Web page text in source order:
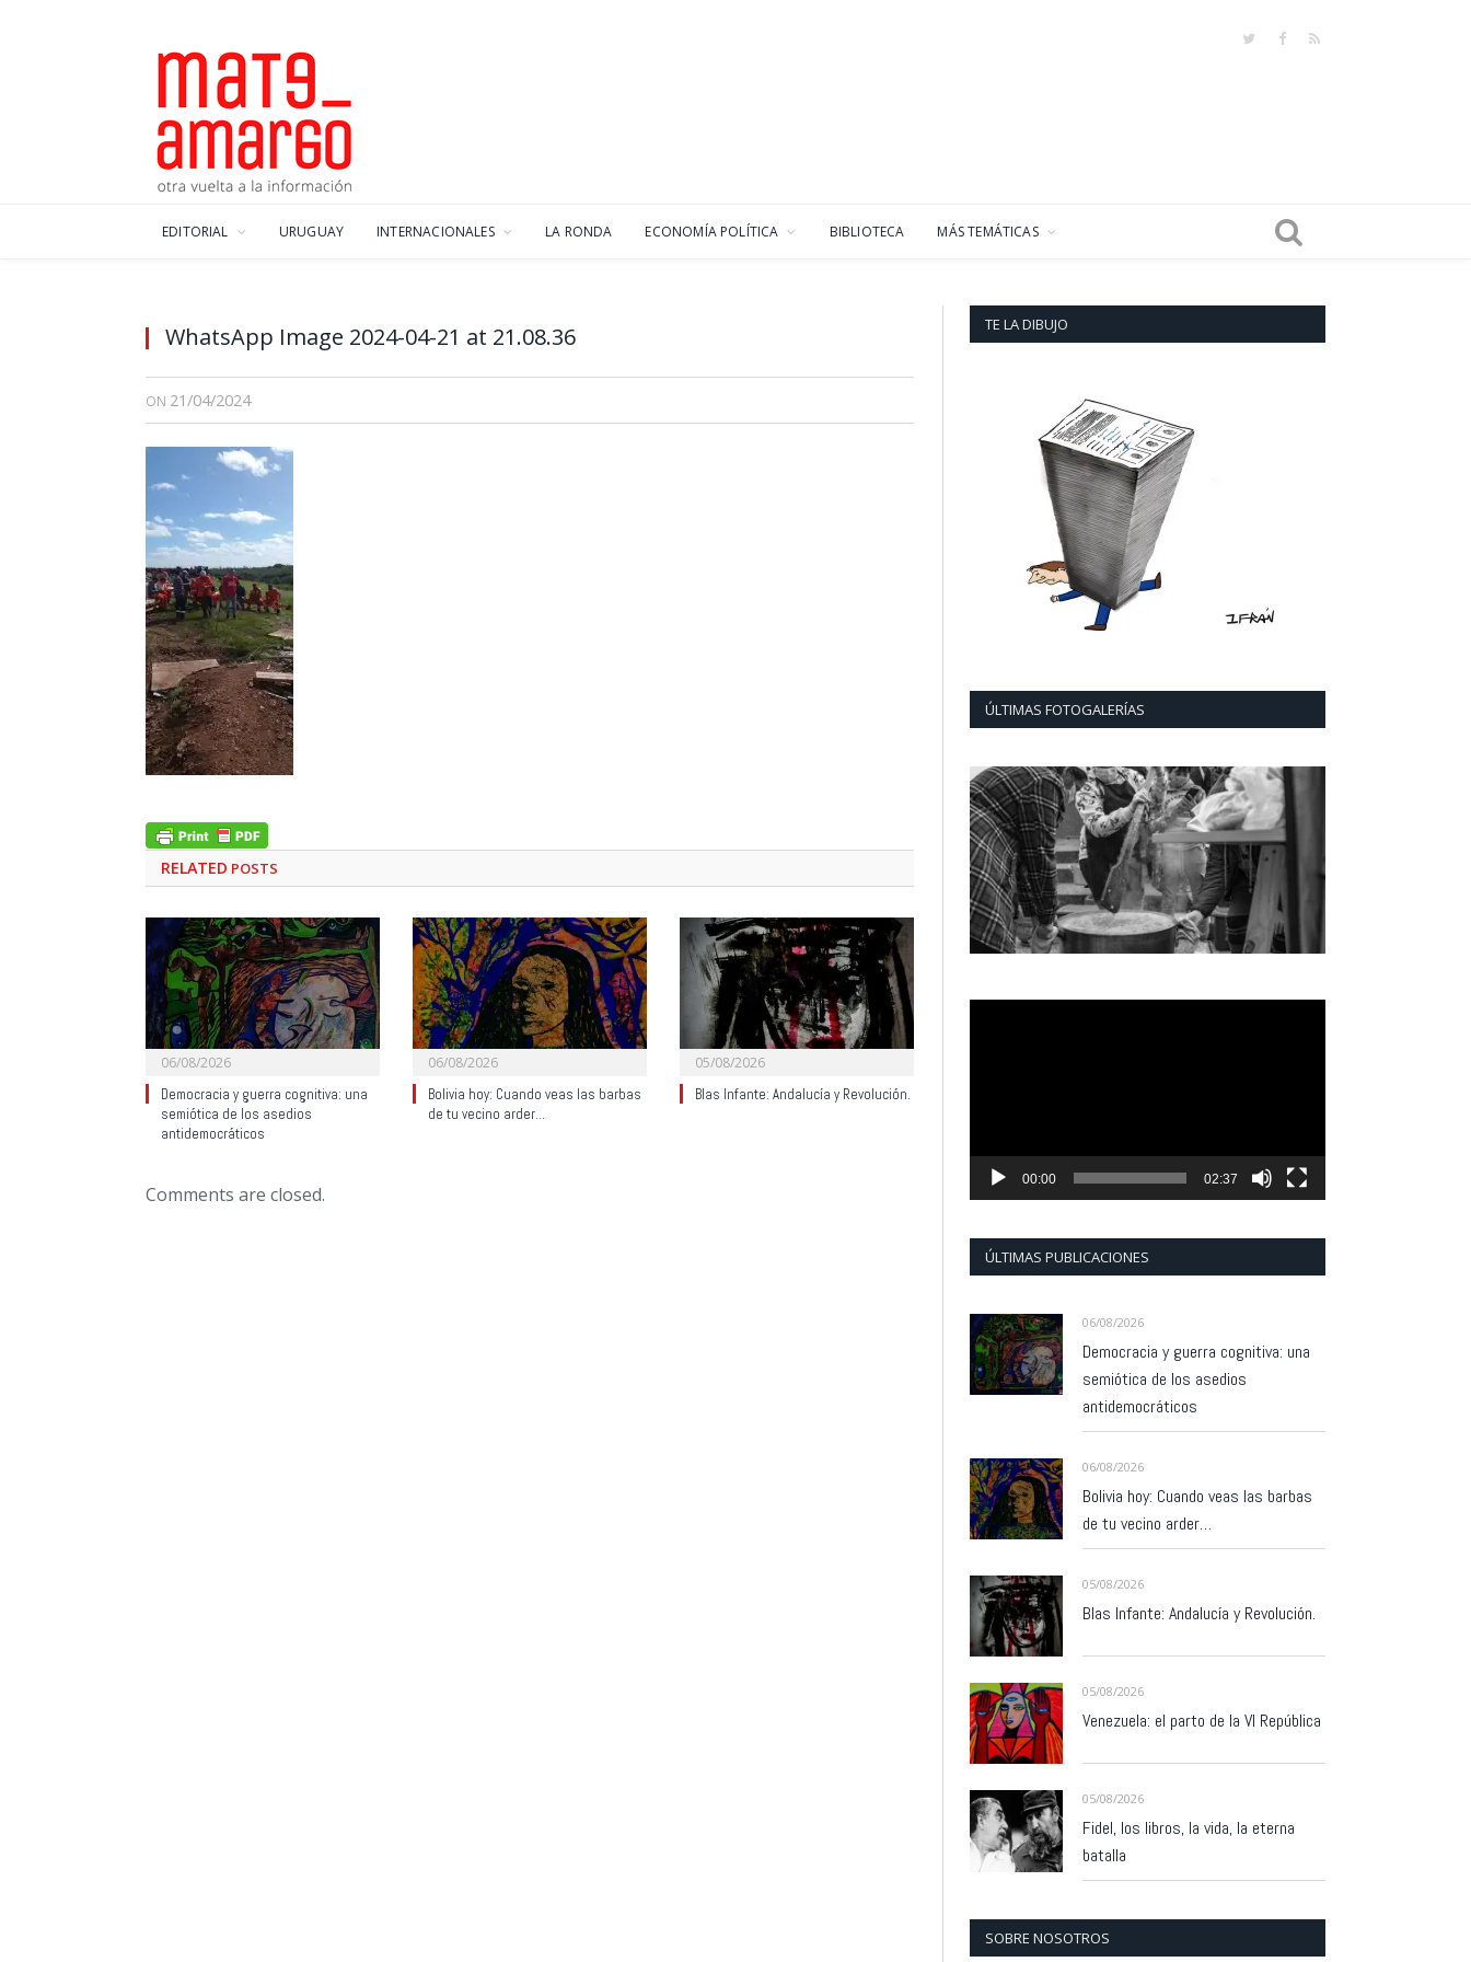
TwitterFacebook
RSS
EDITORIAL URUGUAY INTERNACIONALES LA RONDA ECONOMÍA POLÍTICA BIBLIOTECA MÁS TEMÁTICAS
WhatsApp Image 2024-04-21 at 21.08.36
ON 21/04/2024
RELATED POSTS
06/08/2026
Democracia y guerra cognitiva: una
semiótica de los asedios
antidemocráticos
06/08/2026
Bolivia hoy: Cuando veas las barbas
de tu vecino arder…
05/08/2026
Blas Infante: Andalucía y Revolución.
Comments are closed.
TE LA DIBUJO
ÚLTIMAS FOTOGALERÍAS
00:00 02:37
ÚLTIMAS PUBLICACIONES
06/08/2026
Democracia y guerra cognitiva: una
semiótica de los asedios
antidemocráticos
06/08/2026
Bolivia hoy: Cuando veas las barbas
de tu vecino arder…
05/08/2026
Blas Infante: Andalucía y Revolución.
05/08/2026
Venezuela: el parto de la VI República
05/08/2026
Fidel, los libros, la vida, la eterna
batalla
SOBRE NOSOTROS